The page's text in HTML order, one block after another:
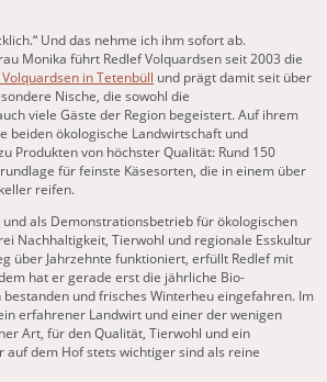
Und das nehme ich ihm sofort ab.
Monika führt Redlef Volquardsen seit 2003 die
in Tetenbüll und prägt damit seit über
Nische, die sowohl die
viele Gäste der Region begeistert. Auf ihrem
beiden ökologische Landwirtschaft und
Produkten von höchster Qualität: Rund 150
für feinste Käsesorten, die in einem über
reifen.
als Demonstrationsbetrieb für ökologischen
Nachhaltigkeit, Tierwohl und regionale Esskultur
über Jahrzehnte funktioniert, erfüllt Redlef mit
hat er gerade erst die jährliche Bio-
und frisches Winterheu eingefahren. Im
erfahrener Landwirt und einer der wenigen
Art, für den Qualität, Tierwohl und ein
auf dem Hof stets wichtiger sind als reine